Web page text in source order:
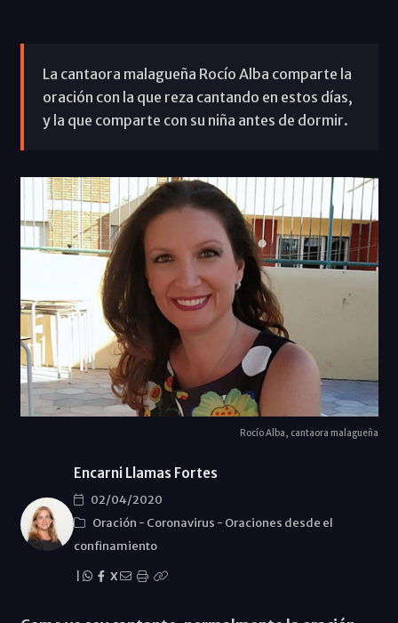
La cantaora malagueña Rocío Alba comparte la
oración con la que reza cantando en estos días,
y la que comparte con su niña antes de dormir.
Rocío Alba, cantaora malagueña
Encarni Llamas Fortes
02/04/2020
Oración - Coronavirus - Oraciones desde el
confinamiento
X